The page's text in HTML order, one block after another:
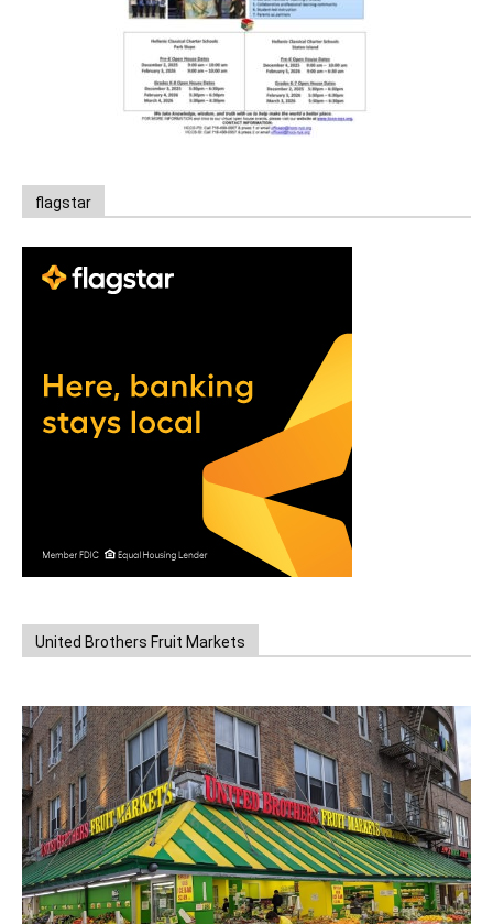
flagstar
United Brothers Fruit Markets